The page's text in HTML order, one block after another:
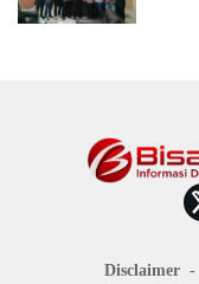
Disclaimer